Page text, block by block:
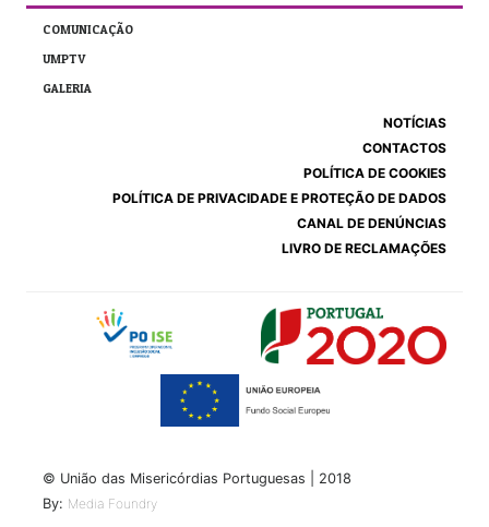
COMUNICAÇÃO
UMPTV
GALERIA
NOTÍCIAS
CONTACTOS
POLÍTICA DE COOKIES
POLÍTICA DE PRIVACIDADE E PROTEÇÃO DE DADOS
CANAL DE DENÚNCIAS
LIVRO DE RECLAMAÇÕES
© União das Misericórdias Portuguesas | 2018
By: Media Foundry